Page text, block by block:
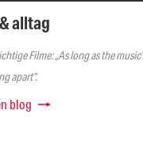
alltag
Filme: „As long as the
apart“.
blog